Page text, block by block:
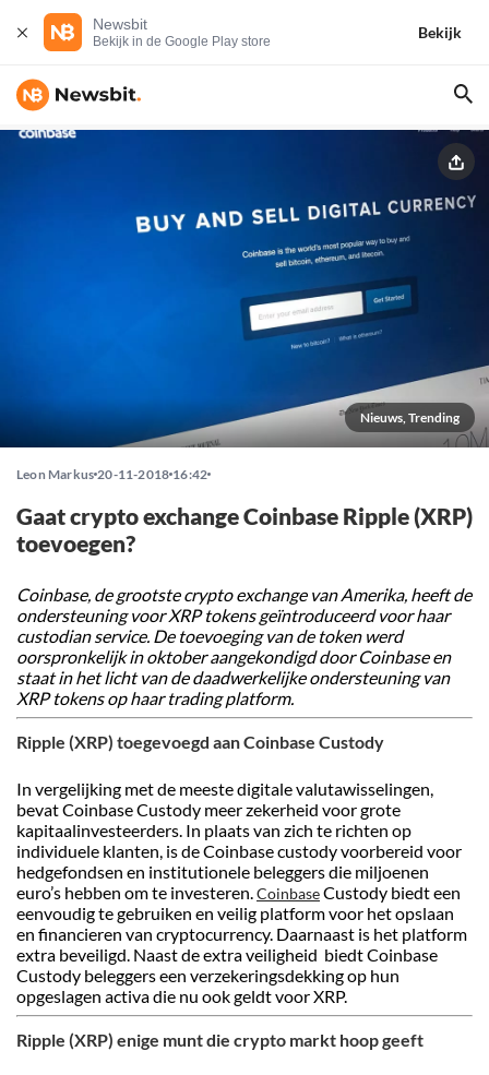
Newsbit
Bekijk in de Google Play store
Bekijk
Nieuws, Trending
Leon Markus 20-11-2018 16:42
Gaat crypto exchange Coinbase Ripple (XRP)
toevoegen?
Coinbase, de grootste crypto exchange van Amerika, heeft de
ondersteuning voor XRP tokens geïntroduceerd voor haar
custodian service. De toevoeging van de token werd
oorspronkelijk in oktober aangekondigd door Coinbase en
staat in het licht van de daadwerkelijke ondersteuning van
XRP tokens op haar trading platform.
Ripple (XRP) toegevoegd aan Coinbase Custody
In vergelijking met de meeste digitale valutawisselingen,
bevat Coinbase Custody meer zekerheid voor grote
kapitaalinvesteerders. In plaats van zich te richten op
individuele klanten, is de Coinbase custody voorbereid voor
hedgefondsen en institutionele beleggers die miljoenen
euro’s hebben om te investeren.CoinbaseCustody biedt een
eenvoudig te gebruiken en veilig platform voor het opslaan
en financieren van cryptocurrency. Daarnaast is het platform
extra beveiligd. Naast de extra veiligheid biedt Coinbase
Custody beleggers een verzekeringsdekking op hun
opgeslagen activa die nu ook geldt voor XRP.
Ripple (XRP) enige munt die crypto markt hoop geeft